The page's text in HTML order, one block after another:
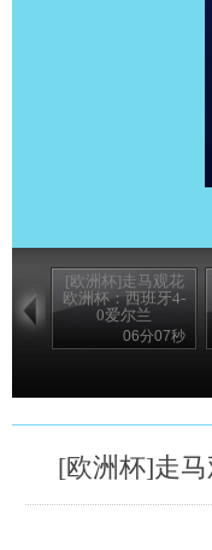
[欧洲杯]走马观花
欧洲杯：西班牙4-
0爱尔兰
06分07秒
[欧洲杯]走